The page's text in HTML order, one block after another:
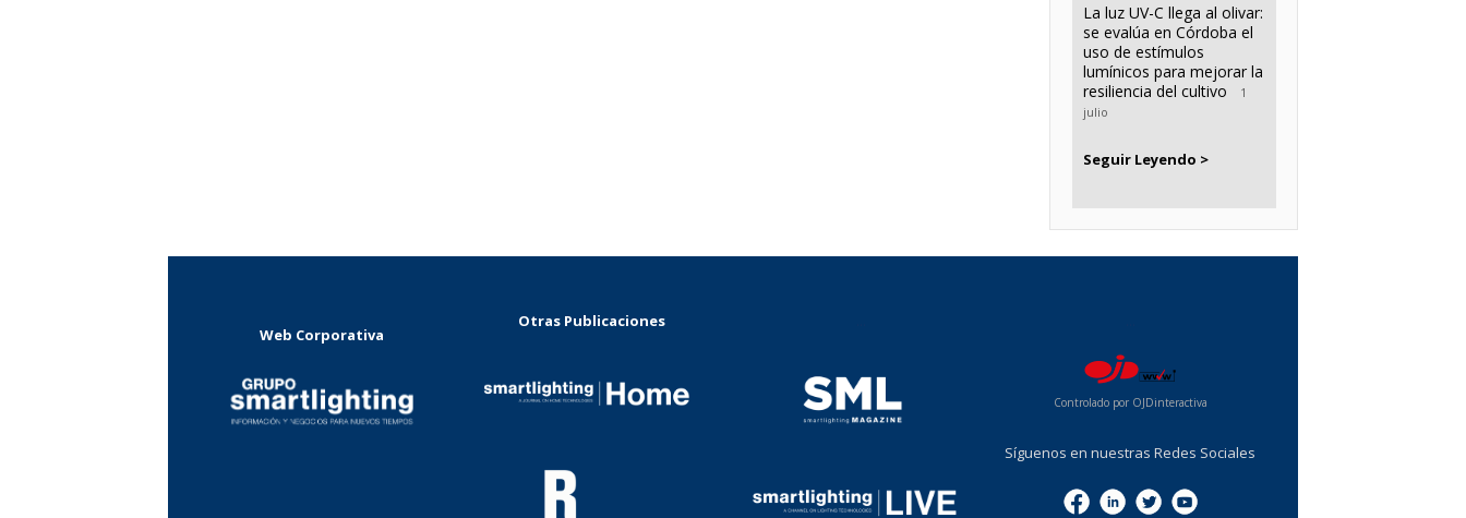
La luz UV-C llega al olivar:
se evalúa en Córdoba el
uso de estímulos
lumínicos para mejorar la
resiliencia del cultivo
1
julio
Seguir Leyendo >
Web Corporativa
Otras Publicaciones
Controlado por OJDinteractiva
Síguenos en nuestras Redes Sociales